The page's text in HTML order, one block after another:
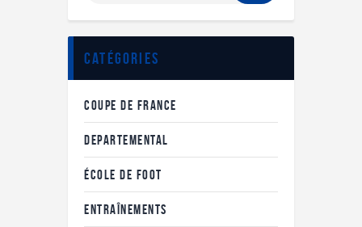
Catégories
COUPE DE FRANCE
DEPARTEMENTAL
ÉCOLE DE FOOT
ENTRAÎNEMENTS